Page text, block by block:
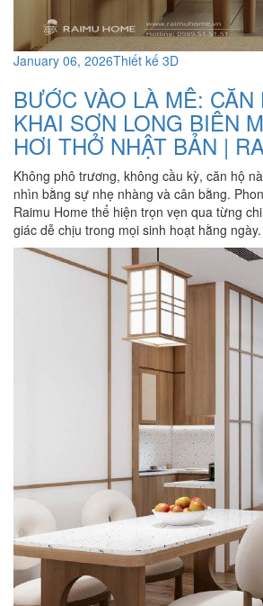
January 06, 2026Thiết kế 3D
BƯỚC VÀO LÀ MÊ: CĂN
KHAI SƠN LONG BIÊN
HƠI THỞ NHẬT BẢN |
Không phô trương, không cầu kỳ, căn hộ
nhìn bằng sự nhẹ nhàng và cân bằng.
Raimu Home thể hiện trọn vẹn qua từng
giác dễ chịu trong mọi sinh hoạt hằng ngày.